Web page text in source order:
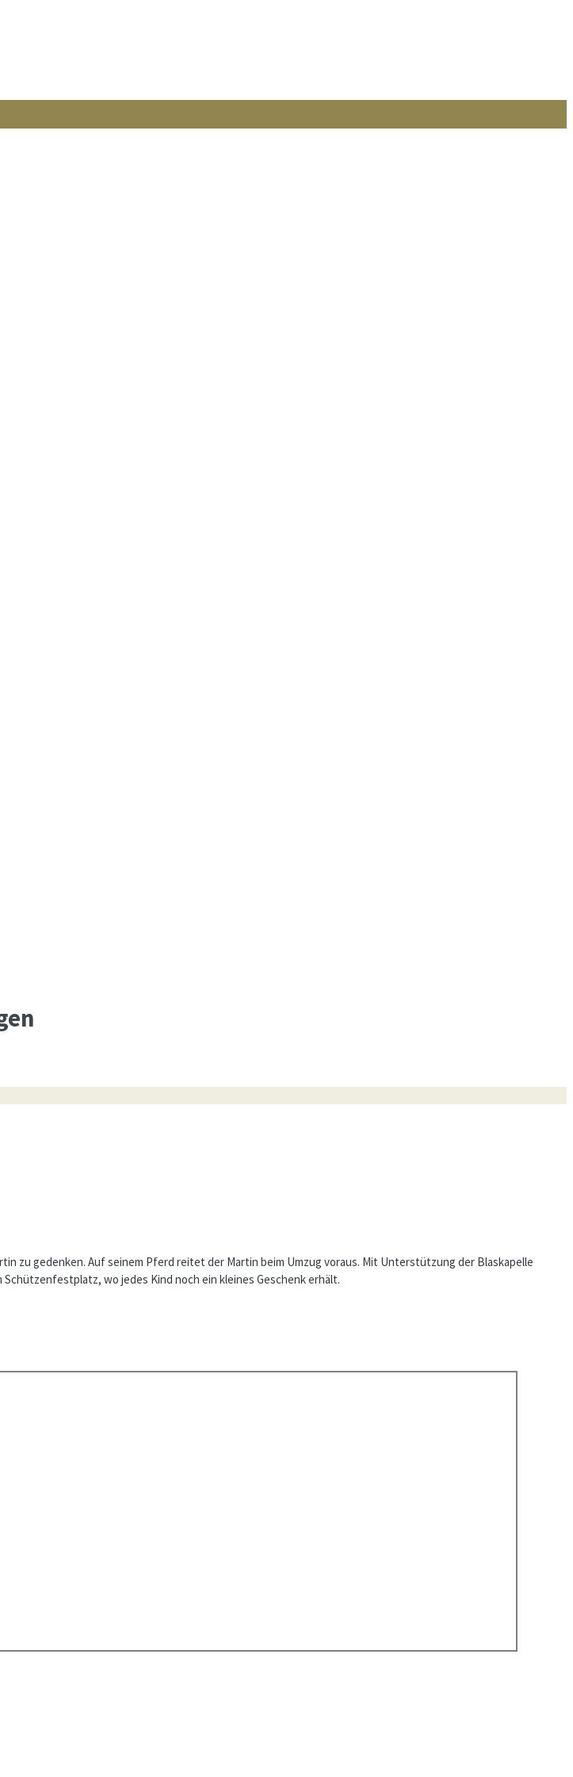
zu gedenken. Auf seinem Pferd reitet der Martin beim Umzug voraus. Mit Unterstützung der Blaskapelle
wo jedes Kind noch ein kleines Geschenk erhält.